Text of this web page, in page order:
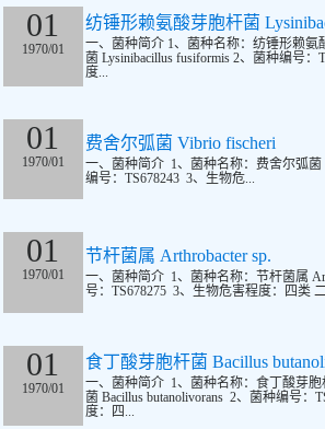
01
1970/01
纺锤形赖氨酸芽胞杆菌
一、菌种简介 1、菌种名称：纺锤形赖氨
菌 Lysinibacillus fusiformis 2、菌种编号：
度...
01
1970/01
费舍尔弧菌 Vibrio fischeri
一、菌种简介 1、菌种名称：费舍尔弧菌
编号：TS678243 3、生物危...
01
1970/01
节杆菌属 Arthrobacter sp.
一、菌种简介 1、菌种名称：节杆菌属
号：TS678275 3、生物危害程度：四类
01
1970/01
食丁酸芽胞杆菌 Bacillus
一、菌种简介 1、菌种名称：食丁酸芽胞
菌 Bacillus butanolivorans 2、菌种编号：
度：四...